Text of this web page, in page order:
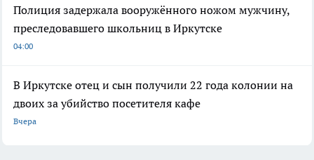
Полиция задержала вооружённого ножом мужчину,
преследовавшего школьниц в Иркутске
04:00
В Иркутске отец и сын получили 22 года колонии на
двоих за убийство посетителя кафе
Вчера